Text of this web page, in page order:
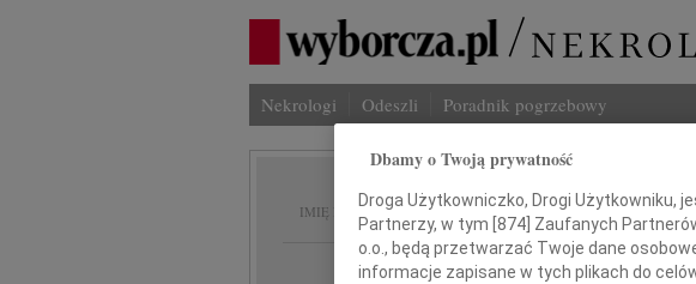
Nekrologi Odeszli Poradnik pogrzebowy
IMIĘ I NAZWISKO: Zbyszek
REGION: Kielce
Dbamy o Twoją prywatność
Droga Użytkowniczko, Drogi Użytkowniku,
Partnerzy, w tym [874] Zaufanych
o.o., będą przetwarzać Twoje dane
informacje zapisane w tych plikach do